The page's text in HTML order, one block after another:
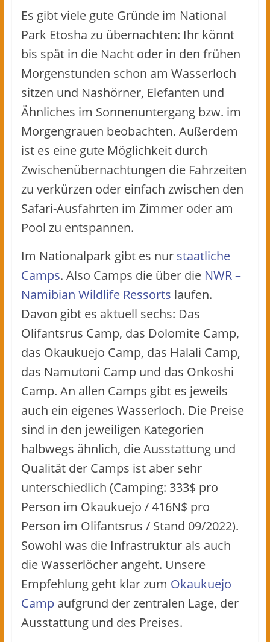
Es gibt viele gute Gründe im National
Park Etosha zu übernachten: Ihr könnt
bis spät in die Nacht oder in den frühen
Morgenstunden schon am Wasserloch
sitzen und Nashörner, Elefanten und
Ähnliches im Sonnenuntergang bzw. im
Morgengrauen beobachten. Außerdem
ist es eine gute Möglichkeit durch
Zwischenübernachtungen die Fahrzeiten
zu verkürzen oder einfach zwischen den
Safari-Ausfahrten im Zimmer oder am
Pool zu entspannen.
Im Nationalpark gibt es nur staatliche
Camps. Also Camps die über die NWR –
Namibian Wildlife Ressorts laufen.
Davon gibt es aktuell sechs: Das
Olifantsrus Camp, das Dolomite Camp,
das Okaukuejo Camp, das Halali Camp,
das Namutoni Camp und das Onkoshi
Camp. An allen Camps gibt es jeweils
auch ein eigenes Wasserloch. Die Preise
sind in den jeweiligen Kategorien
halbwegs ähnlich, die Ausstattung und
Qualität der Camps ist aber sehr
unterschiedlich (Camping: 333$ pro
Person im Okaukuejo / 416N$ pro
Person im Olifantsrus / Stand 09/2022).
Sowohl was die Infrastruktur als auch
die Wasserlöcher angeht. Unsere
Empfehlung geht klar zum Okaukuejo
Campaufgrund der zentralen Lage, der
Ausstattung und des Preises.